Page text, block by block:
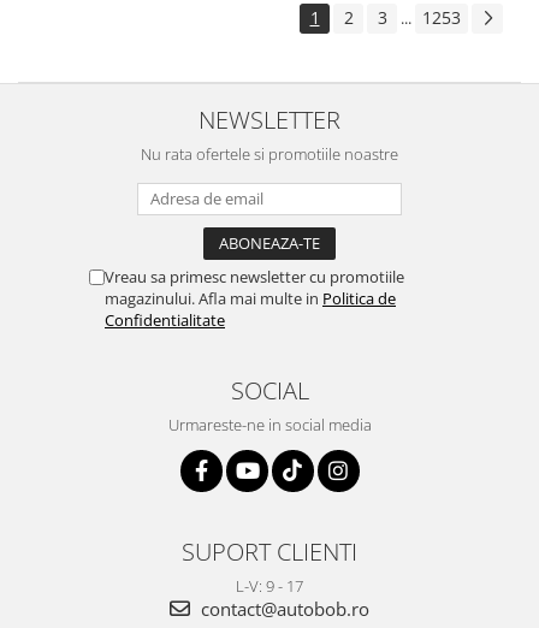
1 2 3 ... 1253
NEWSLETTER
Nu rata ofertele si promotiile noastre
Vreau sa primesc newsletter cu promotiile
magazinului. Afla mai multe in Politica de
Confidentialitate
SOCIAL
Urmareste-ne in social media
SUPORT CLIENTI
L-V: 9 - 17
contact@autobob.ro